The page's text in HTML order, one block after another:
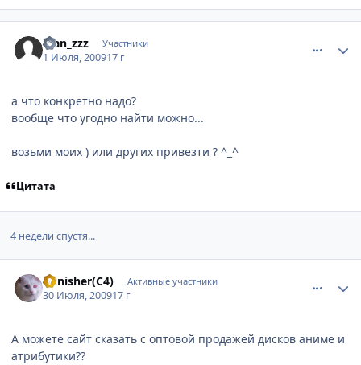
Ivan_zzz Участники
1 Июля, 200917 г
а что конкретно надо?
вообще что угодно найти можно...
возьми моих ) или других привезти ? ^_^
Цитата
4 недели спустя...
Punisher(C4) Активные участники
30 Июля, 200917 г
А можете сайт сказать с оптовой продажей дисков аниме и
атрибутики??